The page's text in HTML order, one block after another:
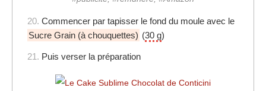
20. Commencer par tapisser le fond du moule avec le
Sucre Grain (à chouquettes) (30 g)
21. Puis verser la préparation